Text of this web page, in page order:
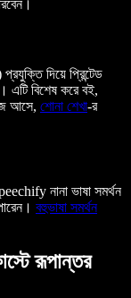
প্রযুক্তি দিয়ে প্রিন্টেড
এটি বিশেষ করে বই,
আসে, শোনা শেখা-র
নানা ভাষা সমর্থন
বহুভাষা সমর্থন
রূপান্তর